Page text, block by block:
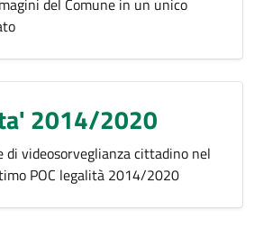
del Comune in un unico
2014/2020
videosorveglianza cittadino nel
POC legalità 2014/2020